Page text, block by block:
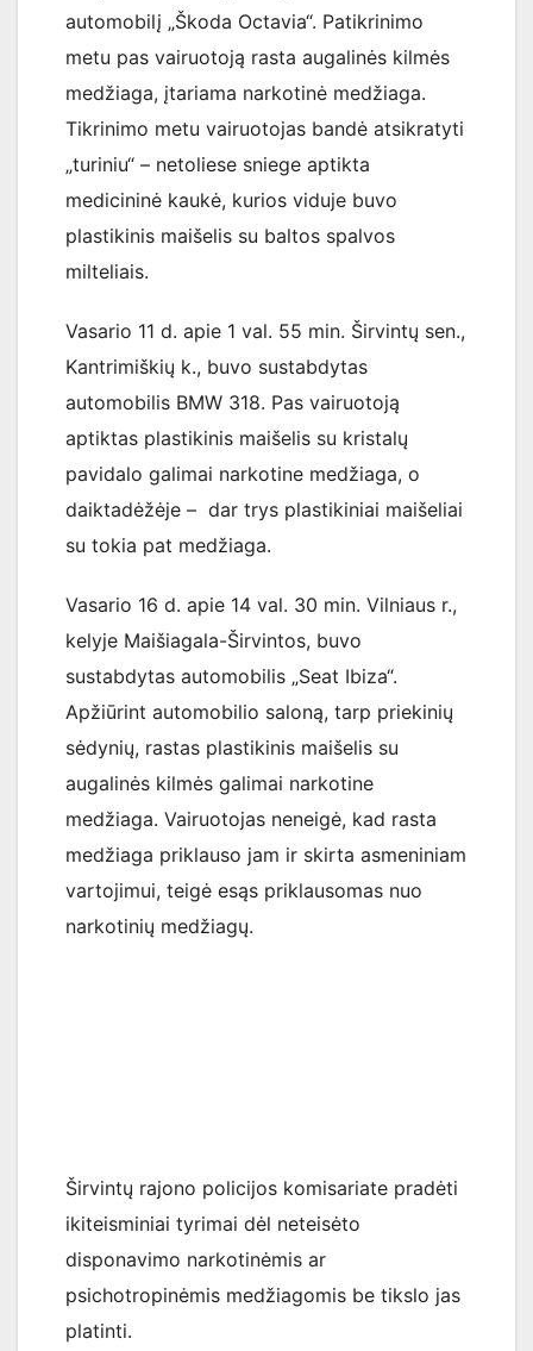
automobilį „Škoda Octavia“. Patikrinimo
metu pas vairuotoją rasta augalinės kilmės
medžiaga, įtariama narkotinė medžiaga.
Tikrinimo metu vairuotojas bandė atsikratyti
„turiniu“ – netoliese sniege aptikta
medicininė kaukė, kurios viduje buvo
plastikinis maišelis su baltos spalvos
milteliais.
Vasario 11 d. apie 1 val. 55 min. Širvintų sen.,
Kantrimiškių k., buvo sustabdytas
automobilis BMW 318. Pas vairuotoją
aptiktas plastikinis maišelis su kristalų
pavidalo galimai narkotine medžiaga, o
daiktadėžėje – dar trys plastikiniai maišeliai
su tokia pat medžiaga.
Vasario 16 d. apie 14 val. 30 min. Vilniaus r.,
kelyje Maišiagala-Širvintos, buvo
sustabdytas automobilis „Seat Ibiza“.
Apžiūrint automobilio saloną, tarp priekinių
sėdynių, rastas plastikinis maišelis su
augalinės kilmės galimai narkotine
medžiaga. Vairuotojas neneigė, kad rasta
medžiaga priklauso jam ir skirta asmeniniam
vartojimui, teigė esąs priklausomas nuo
narkotinių medžiagų.
Širvintų rajono policijos komisariate pradėti
ikiteisminiai tyrimai dėl neteisėto
disponavimo narkotinėmis ar
psichotropinėmis medžiagomis be tikslo jas
platinti.